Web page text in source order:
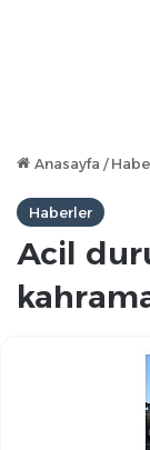
Anasayfa /
Haberler
Acil